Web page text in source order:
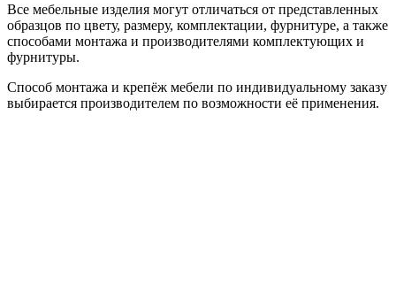
Все мебельные изделия могут отличаться от представленных
образцов по цвету, размеру, комплектации, фурнитуре, а также
способами монтажа и производителями комплектующих и
фурнитуры.
Способ монтажа и крепёж мебели по индивидуальному заказу
выбирается производителем по возможности её применения.